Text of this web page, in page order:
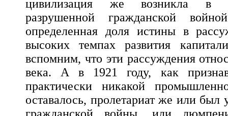
цивилизация же возникла в
разрушенной гражданской
определенная доля истины в
высоких темпах развития
вспомним, что эти рассуждения
века. А в 1921 году, как
практически никакой
оставалось, пролетариат же или был